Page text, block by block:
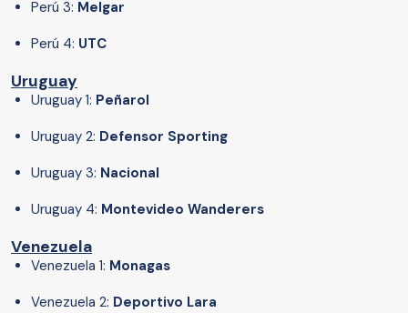
Perú 3: Melgar
Perú 4: UTC
Uruguay
Uruguay 1: Peñarol
Uruguay 2: Defensor Sporting
Uruguay 3: Nacional
Uruguay 4: Montevideo Wanderers
Venezuela
Venezuela 1: Monagas
Venezuela 2: Deportivo Lara